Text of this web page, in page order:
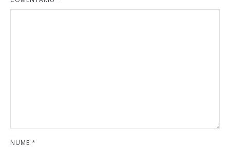
NUME *